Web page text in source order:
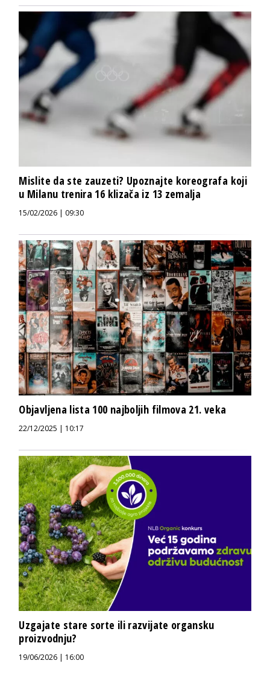
Mislite da ste zauzeti? Upoznajte koreografa koji
u Milanu trenira 16 klizača iz 13 zemalja
15/02/2026 | 09:30
Objavljena lista 100 najboljih filmova 21. veka
22/12/2025 | 10:17
Uzgajate stare sorte ili razvijate organsku
proizvodnju?
19/06/2026 | 16:00